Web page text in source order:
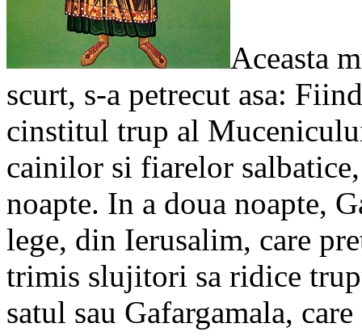
Aceasta
scurt, s-a petrecut asa:
cinstitul trup al
cainilor si fiarelor
noapte. In a doua noapte,
lege, din Ierusalim, care
trimis slujitori sa ridice
satul sau Gafargamala,